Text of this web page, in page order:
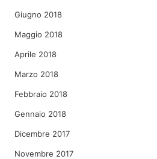
Giugno 2018
Maggio 2018
Aprile 2018
Marzo 2018
Febbraio 2018
Gennaio 2018
Dicembre 2017
Novembre 2017